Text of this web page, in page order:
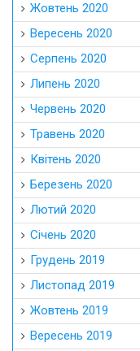
Жовтень 2020
Вересень 2020
Серпень 2020
Липень 2020
Червень 2020
Травень 2020
Квітень 2020
Березень 2020
Лютий 2020
Січень 2020
Грудень 2019
Листопад 2019
Жовтень 2019
Вересень 2019